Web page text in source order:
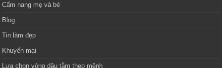
Cẩm nang mẹ và bé
Blog
Tin làm đẹp
Khuyến mại
Lựa chọn vòng dâu tằm theo mệnh